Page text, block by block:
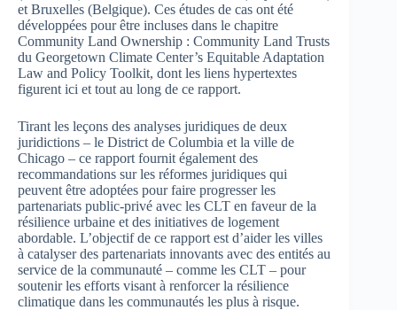
et Bruxelles (Belgique). Ces études de cas ont été
développées pour être incluses dans le chapitre
Community Land Ownership : Community Land Trusts
du Georgetown Climate Center’s Equitable Adaptation
Law and Policy Toolkit, dont les liens hypertextes
figurent ici et tout au long de ce rapport.
Tirant les leçons des analyses juridiques de deux
juridictions – le District de Columbia et la ville de
Chicago – ce rapport fournit également des
recommandations sur les réformes juridiques qui
peuvent être adoptées pour faire progresser les
partenariats public-privé avec les CLT en faveur de la
résilience urbaine et des initiatives de logement
abordable. L’objectif de ce rapport est d’aider les villes
à catalyser des partenariats innovants avec des entités au
service de la communauté – comme les CLT – pour
soutenir les efforts visant à renforcer la résilience
climatique dans les communautés les plus à risque.